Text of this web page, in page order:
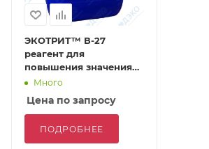
ЭКОТРИТ™ В-27
реагент для
повышения значения
рНМного
Цена по запросу
ПОДРОБНЕЕ